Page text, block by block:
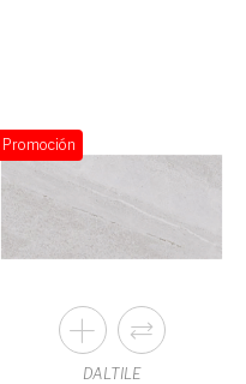
Promoción
DALTILE